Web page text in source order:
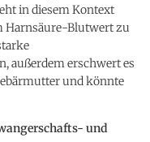
in diesem Kontext
Harnsäure-Blutwert zu
außerdem erschwert es
und könnte
und